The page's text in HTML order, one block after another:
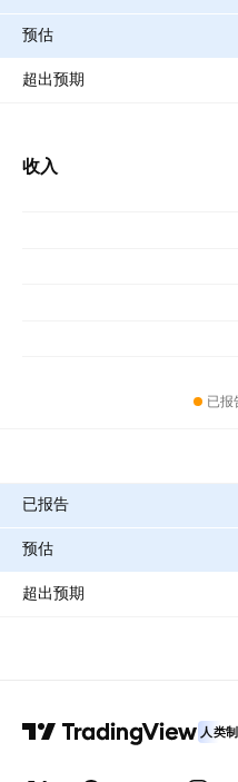
预估
超出预期
收入
已报
已报告
预估
超出预期
人类